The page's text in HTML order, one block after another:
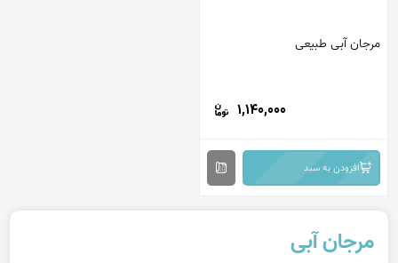
مرجان آبی طبیعی
1,140,000
افزودن به سبد
مرجان آبی